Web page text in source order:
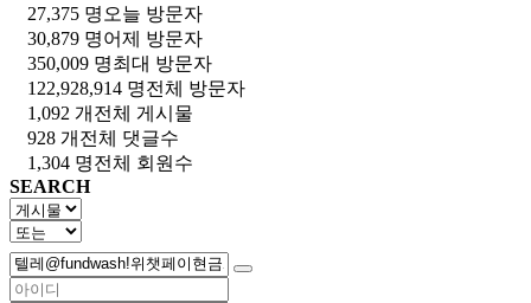
27,375 명 오늘 방문자
30,879 명어제 방문자
350,009 명최대 방문자
122,928,914 명전체 방문자
1,092 개 전체 게시물
928 개 전체 댓글수
1,304 명전체 회원수
SEARCH